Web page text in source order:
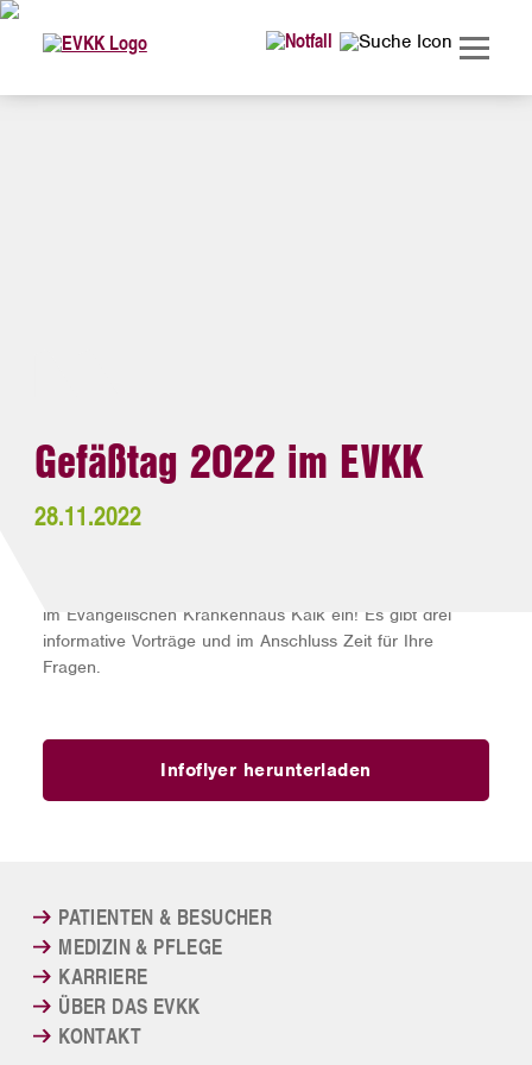
Gefäßtag 2022 im EVKK
28.11.2022
Durchblutungsstörungen der Beine,
im Evangelischen Krankenhaus Kalk ein! Es gibt drei
informative Vorträge und im Anschluss Zeit für Ihre
Fragen.
Infoflyer herunterladen
PATIENTEN & BESUCHER
MEDIZIN & PFLEGE
KARRIERE
ÜBER DAS EVKK
KONTAKT